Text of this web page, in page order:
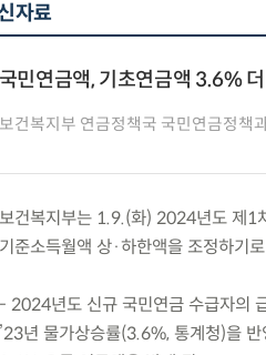
자료
국민연금액, 기초연금액 3.6%
보건복지부 연금정책국 국민연금정책
보건복지부는 1.9.(화) 2024년도 제1
기준소득월액 상·하한액을 조정하기
- 2024년도 신규 국민연금 수급자의
’23년 물가상승률(3.6%, 통계청)을